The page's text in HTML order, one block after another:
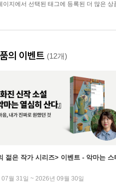
이지에서 선택된 태그에 등록된 더 많은 상
의 이벤트 (12개)
젊은 작가 시리즈> 이벤트 - 악마는 스
월 31일 ~ 2026년 09월 30일